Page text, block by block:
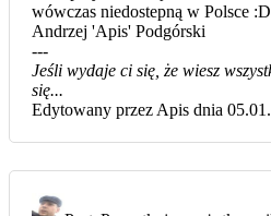
wówczas niedostepną w Polsce :D
Andrzej 'Apis' Podgórski
---
Jeśli wydaje ci się, że wiesz
się...
Edytowany przez Apis dnia